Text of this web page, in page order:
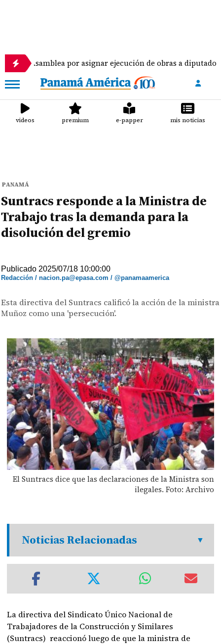
por asignar ejecución de obras a diputados
videos premium e-papper mis noticias
PANAMÁ
Suntracs responde a la Ministra de
Trabajo tras la demanda para la
disolución del gremio
Publicado 2025/07/18 10:00:00
Redacción / nacion.pa@epasa.com / @panamaamerica
Esta directiva del Suntracs calificó la acción de la ministra
Muñoz como una 'persecución'.
El Suntracs dice que las declaraciones de la Ministra son
ilegales. Foto: Archivo
Noticias Relacionadas
La directiva del Sindicato Único Nacional de
Trabajadores de la Construcción y Similares
(Suntracs) reaccionó luego de que la ministra de